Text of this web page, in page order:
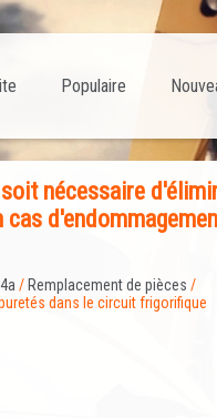
Populaire
nécessaire
/ Remplacement de pièces /
dans le circuit frigorifique